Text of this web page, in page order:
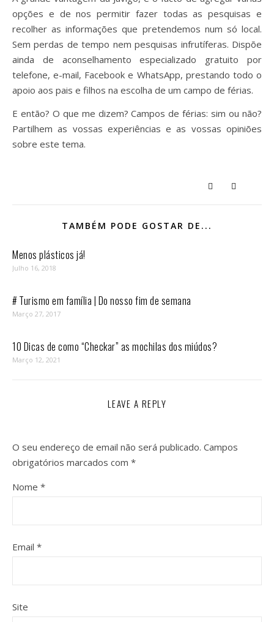
opções e de nos permitir fazer todas as pesquisas e
recolher as informações que pretendemos num só local.
Sem perdas de tempo nem pesquisas infrutíferas. Dispõe
ainda de aconselhamento especializado gratuito por
telefone, e-mail, Facebook e WhatsApp, prestando todo o
apoio aos pais e filhos na escolha de um campo de férias.
E então? O que me dizem? Campos de férias: sim ou não?
Partilhem as vossas experiências e as vossas opiniões
sobre este tema.
TAMBÉM PODE GOSTAR DE...
Menos plásticos já!
Julho 16, 2018
# Turismo em família | Do nosso fim de semana
Março 27, 2017
10 Dicas de como “Checkar” as mochilas dos miúdos?
Março 12, 2021
LEAVE A REPLY
O seu endereço de email não será publicado. Campos
obrigatórios marcados com *
Nome *
Email *
Site